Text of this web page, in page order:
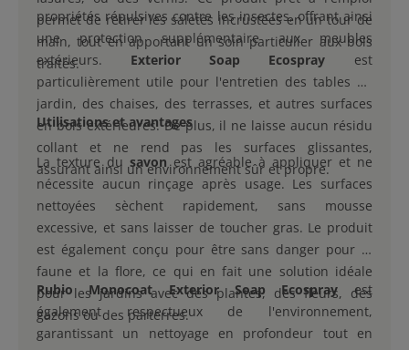
permet de retirer les saletés incrustées en un tour de
main, tout en apportant un soin particulier aux bois
traités.
propriétés répulsives contre les insectes, offrant ainsi
une protection supplémentaire aux meubles
extérieurs. Exterior Soap Ecospray est
particulièrement utile pour l'entretien des tables de
jardin, des chaises, des terrasses, et autres surfaces
en bois extérieures. De plus, il ne laisse aucun résidu
collant et ne rend pas les surfaces glissantes,
assurant ainsi un environnement sûr et propre.
Utilisations et avantages
La texture du savon est agréable à appliquer et ne
nécessite aucun rinçage après usage. Les surfaces
nettoyées sèchent rapidement, sans mousse
excessive, et sans laisser de toucher gras. Le produit
est également conçu pour être sans danger pour la
faune et la flore, ce qui en fait une solution idéale
pour les jardins avec des plantes, des fleurs, des
gazons ou des parterres.
Rubio Monocoat Exterior Soap Ecospray est
également respectueux de l'environnement,
garantissant un nettoyage en profondeur tout en